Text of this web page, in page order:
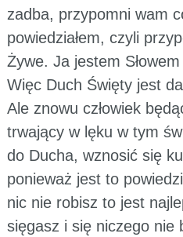
zadba, przypomni wam
powiedziałem, czyli
Żywe. Ja jestem
Więc Duch Święty jest
Ale znowu człowiek
trwający w lęku w tym
do Ducha, wznosić się
ponieważ jest to
nic nie robisz to jest
sięgasz i się niczego nie